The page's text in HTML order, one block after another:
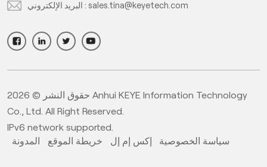
البريد الإلكتروني :sales.tina@keyetech.com
حقوق النشر © 2026 Anhui KEYE Information Technology
Co., Ltd. All Right Reserved.
IPv6 network supported.
المدونة
خريطة الموقع إكس إم إل سياسة الخصوصية